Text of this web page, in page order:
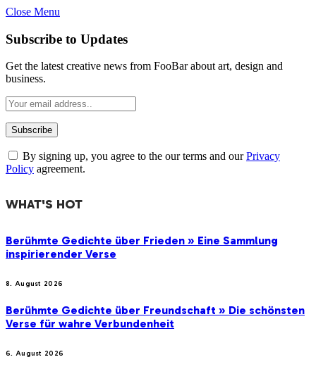
Close Menu
Subscribe to Updates
Get the latest creative news from FooBar about art, design and
business.
By signing up, you agree to the our terms and ourPrivacy
Policy agreement.
WHAT'S HOT
Berühmte Gedichte über Frieden » Eine Sammlung
inspirierender Verse
8. August 2026
Berühmte Gedichte über Freundschaft » Die schönsten
Verse für wahre Verbundenheit
6. August 2026